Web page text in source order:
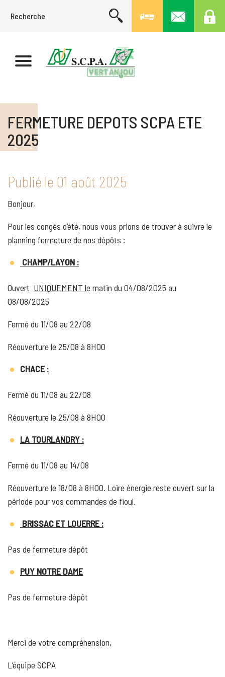
FERMETURE DEPOTS SCPA ETE
2025
Publié le 01 août 2025
Bonjour,
Pour les congés d’été, nous vous prions de trouver à suivre le
planning fermeture de nos dépôts :
CHAMP/LAYON :
Ouvert UNIQUEMENT le matin du 04/08/2025 au
08/08/2025
Fermé du 11/08 au 22/08
Réouverture le 25/08 à 8H00
CHACE :
Fermé du 11/08 au 22/08
Réouverture le 25/08 à 8H00
LA TOURLANDRY :
Fermé du 11/08 au 14/08
Réouverture le 18/08 à 8H00. Loire énergie reste ouvert sur la
période pour vos commandes de fioul.
BRISSAC ET LOUERRE :
Pas de fermeture dépôt
PUY NOTRE DAME
Pas de fermeture dépôt
Merci de votre compréhension,
L’équipe SCPA